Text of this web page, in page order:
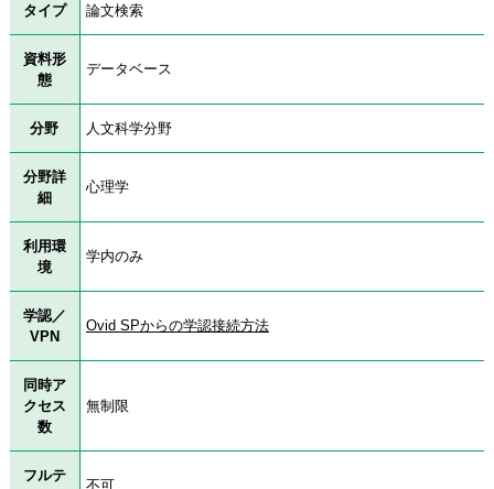
タイプ 論文検索
資料形
態
データベース
分野 人文科学分野
分野詳
細
心理学
利用環
境
学内のみ
学認／
VPN
Ovid SPからの学認接続方法
同時ア
クセス
数
無制限
フルテ
不可